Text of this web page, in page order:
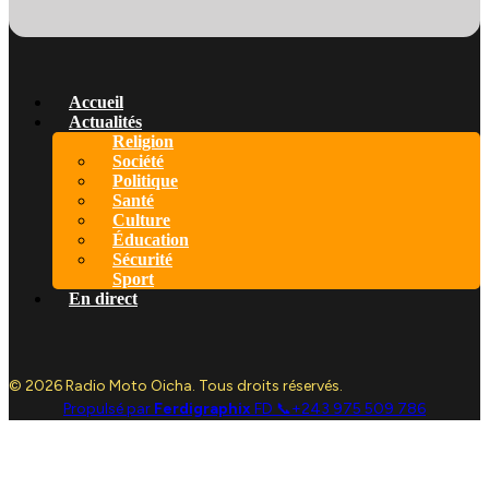
Accueil
Actualités
Religion
Société
Politique
Santé
Culture
Éducation
Sécurité
Sport
En direct
© 2026 Radio Moto Oicha. Tous droits réservés.
Propulsé par Ferdigraphix FD 📞+243 975 509 786